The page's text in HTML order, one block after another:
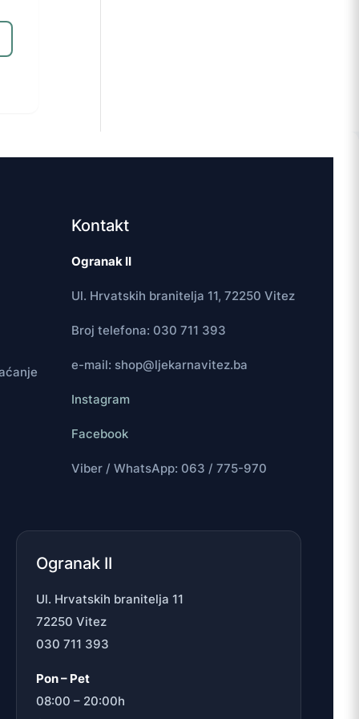
Kontakt
Ogranak II
Ul. Hrvatskih branitelja 11, 72250 Vitez
Broj telefona: 030 711 393
e-mail: shop@ljekarnavitez.ba
Instagram
Facebook
Viber / WhatsApp: 063 / 775-970
Ogranak II
Ul. Hrvatskih branitelja 11
72250 Vitez
030 711 393
Pon – Pet
08:00 – 20:00h